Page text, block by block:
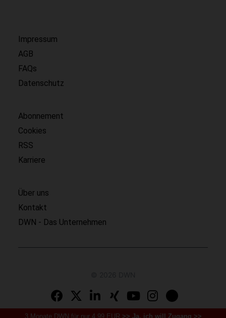
Impressum
AGB
FAQs
Datenschutz
Abonnement
Cookies
RSS
Karriere
Über uns
Kontakt
DWN - Das Unternehmen
3 Monate DWN für nur 4,99 EUR >> Ja, ich will Zugang >>